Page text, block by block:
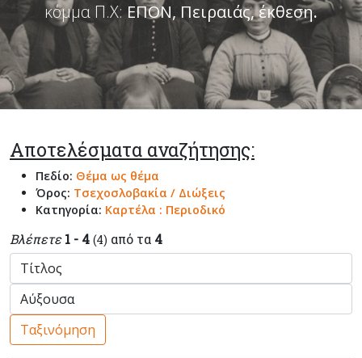
κόμμα Π.Χ: ΕΠΟΝ, Πειραιάς, έκθεση.
Αποτελέσματα αναζήτησης:
Πεδίο: Θέμα ως θέμα
Όρος: Τσεχοσλοβακία / Διώξεις
Κατηγορία: Καρτέλα : Περιοδικό
Βλέπετε 1 - 4 (4) από τα 4
Ταξινόμηση